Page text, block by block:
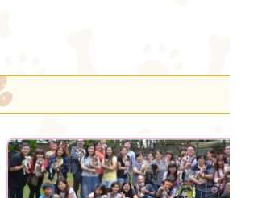
不高，基本上像一般住所
就夠讓它們去玩耍了。能
待在家裡，非常適宜被居
不多，不用經常花費時間
出去玩，對其他狗也不膽
的品質與價值，同樣的心
，要養就養最好的大楊梅
號Lineid:@715llump謝